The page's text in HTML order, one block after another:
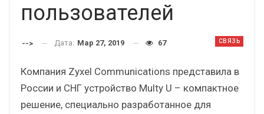
пользователей
СВЯЗЬ
--> Дата: Мар 27, 2019 67
Компания Zyxel Communications представила в
России и СНГ устройство Multy U – компактное
решение, специально разработанное для